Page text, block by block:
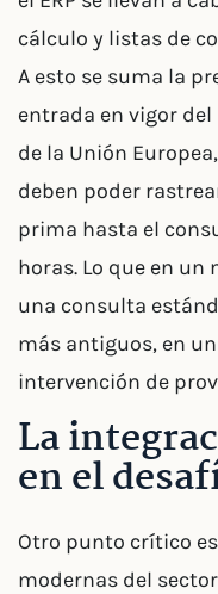
cálculo y listas de
A esto se suma la
entrada en vigor del
de la Unión
deben poder
prima hasta el
horas. Lo que en
una consulta
más antiguos, en
intervención de
La
en el
Otro punto crítico
modernas del